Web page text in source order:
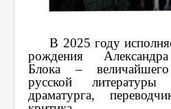
В 2025 году
рождения
Блока –
русской
драматурга,